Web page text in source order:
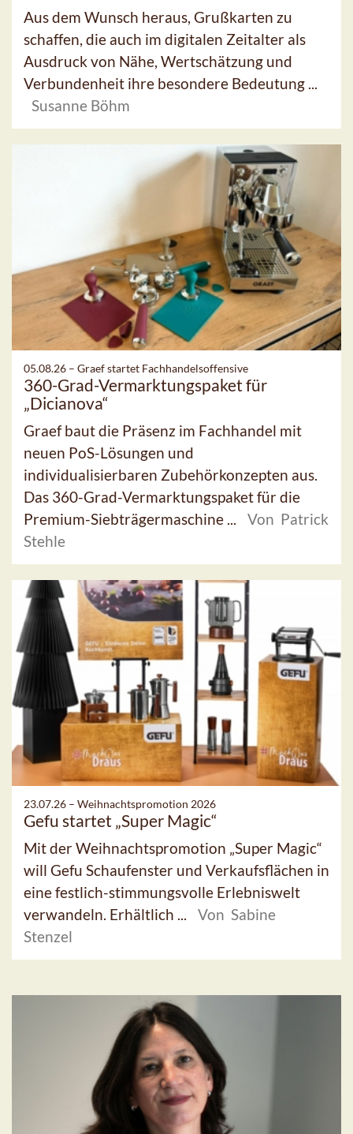
Aus dem Wunsch heraus, Grußkarten zu
schaffen, die auch im digitalen Zeitalter als
Ausdruck von Nähe, Wertschätzung und
Verbundenheit ihre besondere Bedeutung ...
Susanne Böhm
05.08.26 – Graef startet Fachhandelsoffensive
360-Grad-Vermarktungspaket für
„Dicianova“
Graef baut die Präsenz im Fachhandel mit
neuen PoS-Lösungen und
individualisierbaren Zubehörkonzepten aus.
Das 360-Grad-Vermarktungspaket für die
Premium-Siebträgermaschine ...
Von Patrick
Stehle
23.07.26 – Weihnachtspromotion 2026
Gefu startet „Super Magic“
Mit der Weihnachtspromotion „Super Magic“
will Gefu Schaufenster und Verkaufsflächen in
eine festlich-stimmungsvolle Erlebniswelt
verwandeln. Erhältlich ...
Von Sabine
Stenzel